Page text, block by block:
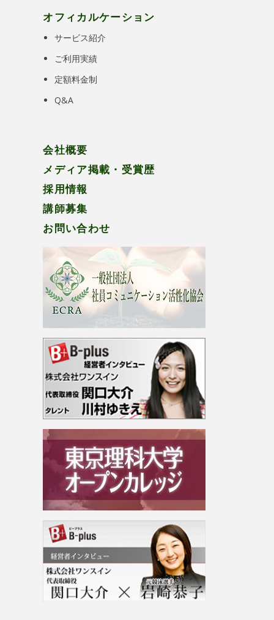
オフィカルケーション
サービス紹介
ご利用実績
定額料金制
Q&A
会社概要
メディア掲載・受賞歴
採用情報
講師募集
お問い合わせ